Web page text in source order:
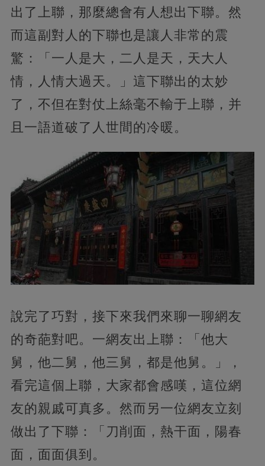
出了上聯，那麼總會有人想出下聯。然
而這副對人的下聯也是讓人非常的震
驚：「一人是大，二人是天，天大人
情，人情大過天。」這下聯出的太妙
了，不但在對仗上絲毫不輸于上聯，并
且一語道破了人世間的冷暖。
說完了巧對，接下來我們來聊一聊網友
的奇葩對吧。一網友出上聯：「他大
舅，他二舅，他三舅，都是他舅。」，
看完這個上聯，大家都會感嘆，這位網
友的親戚可真多。然而另一位網友立刻
做出了下聯：「刀削面，熱干面，陽春
面，面面俱到。